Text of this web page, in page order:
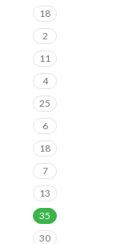
18
2
11
4
25
6
18
7
13
35
30